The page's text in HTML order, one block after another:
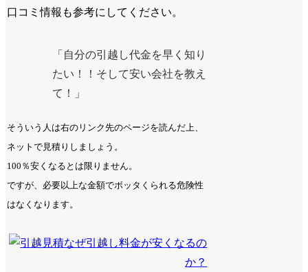
口コミ情報も参考にしてください。
「自分の引越し代金を早く知り
たい！！そして安い会社を教え
て！」
そういう人は右のリンク先のページを読んだ上、
ネットで見積りしましょう。
100％安くなるとは限りません。
ですが、必要以上な金額でボッタくられる危険性
はなくなります。
なぜ引越し料金が安くなるの
か？